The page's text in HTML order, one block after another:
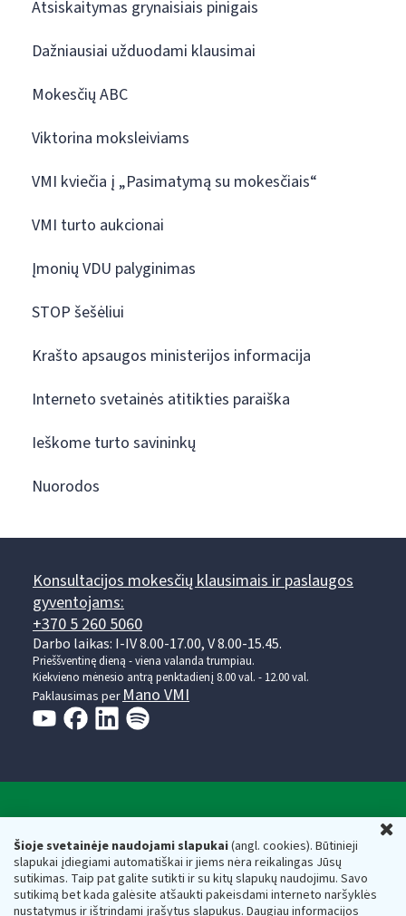
Šioje svetainėje naudojami slapukai(angl. cookies). Būtinieji
slapukai įdiegiami automatiškai ir jiems nėra reikalingas Jūsų
sutikimas. Taip pat galite sutikti ir su kitų slapukų naudojimu. Savo
sutikimą bet kada galėsite atšaukti pakeisdami interneto naršyklės
nustatymus ir ištrindami įrašytus slapukus. Daugiau informacijos
Atsiskaitymas grynaisiais pinigais
Dažniausiai užduodami klausimai
Mokesčių ABC
Viktorina moksleiviams
VMI kviečia į „Pasimatymą su mokesčiais“
VMI turto aukcionai
Įmonių VDU palyginimas
STOP šešėliui
Krašto apsaugos ministerijos informacija
Interneto svetainės atitikties paraiška
Ieškome turto savininkų
Nuorodos
Konsultacijos mokesčių klausimais ir paslaugos
gyventojams:
+370 5 260 5060
Darbo laikas: I-IV 8.00-17.00, V 8.00-15.45.
Prieššventinę dieną - viena valanda trumpiau.
Kiekvieno mėnesio antrą penktadienį 8.00 val. - 12.00 val.
Paklausimas per Mano VMI
Respublikos finansų ministerijos
Biudžetinė įstaiga. Juridinio asmens kodas — 188659752,
adresas: Vasario 16-osios g. 14, 01107 Vilnius, Lietuva, el.paštas:
vmi@vmi.lt, E. pristatymo dėžutės adresas 188659752